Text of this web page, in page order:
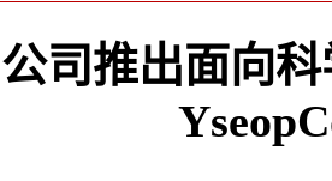
司推出面向